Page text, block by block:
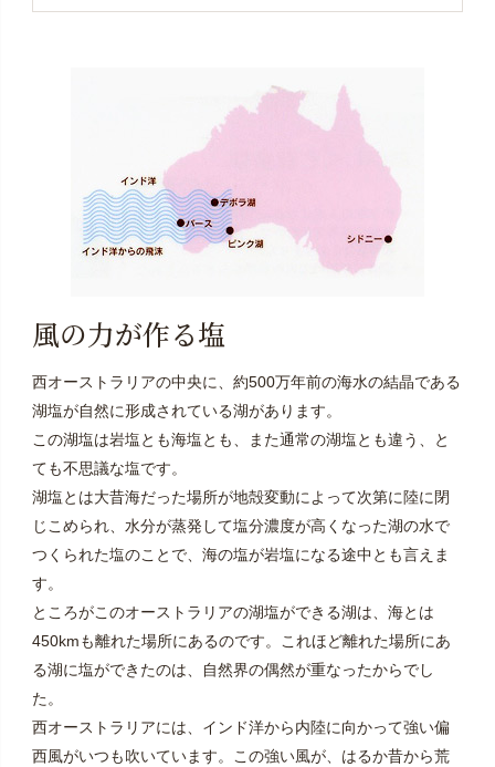
風の力が作る塩
西オーストラリアの中央に、約500万年前の海水の結晶である
湖塩が自然に形成されている湖があります。
この湖塩は岩塩とも海塩とも、また通常の湖塩とも違う、と
ても不思議な塩です。
湖塩とは大昔海だった場所が地殻変動によって次第に陸に閉
じこめられ、水分が蒸発して塩分濃度が高くなった湖の水で
つくられた塩のことで、海の塩が岩塩になる途中とも言えま
す。
ところがこのオーストラリアの湖塩ができる湖は、海とは
450kmも離れた場所にあるのです。これほど離れた場所にあ
る湖に塩ができたのは、自然界の偶然が重なったからでし
た。
西オーストラリアには、インド洋から内陸に向かって強い偏
西風がいつも吹いています。この強い風が、はるか昔から荒